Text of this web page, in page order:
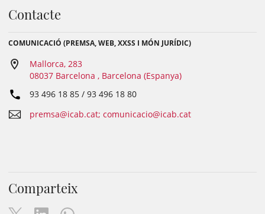
Contacte
COMUNICACIÓ (PREMSA, WEB, XXSS I MÓN JURÍDIC)
Mallorca, 283
08037 Barcelona , Barcelona (Espanya)
93 496 18 85 / 93 496 18 80
premsa@icab.cat; comunicacio@icab.cat
Comparteix